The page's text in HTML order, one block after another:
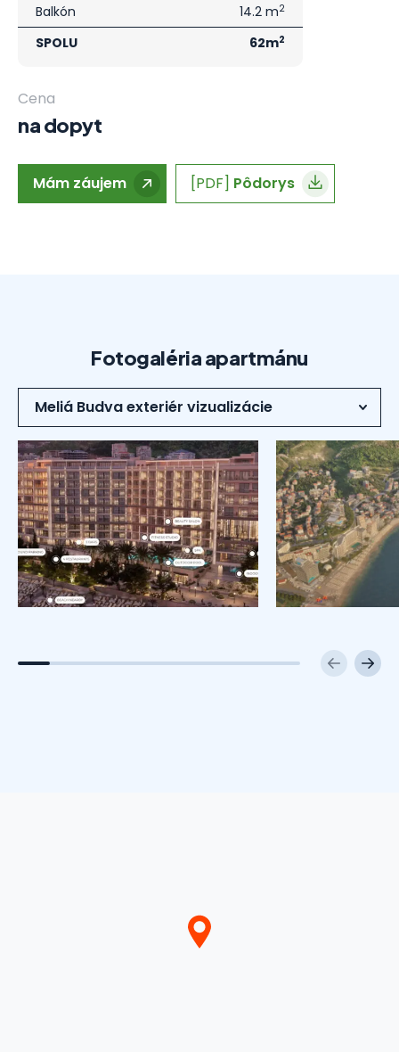
Balkón 14.2 m2
SPOLU 62m2
Cena
na dopyt
Mám záujem [PDF] Pôdorys
Fotogaléria apartmánu